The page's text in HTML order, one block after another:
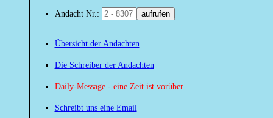
Andacht Nr.: aufrufen
Übersicht der Andachten
Die Schreiber der Andachten
Daily-Message - eine Zeit ist vorüber
Schreibt uns eine Email